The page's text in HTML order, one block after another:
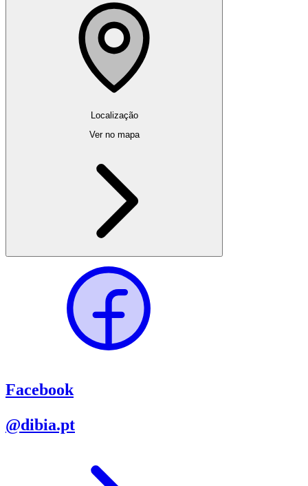
Localização
Ver no mapa
Facebook
@dibia.pt